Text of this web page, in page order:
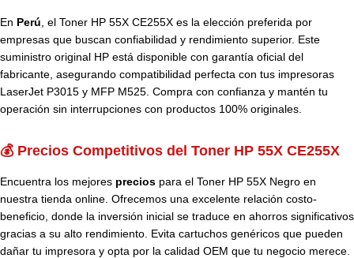
En Perú , el Toner HP 55X CE255X es la elección preferida por
empresas que buscan confiabilidad y rendimiento superior. Este
suministro original HP está disponible con garantía oficial del
fabricante, asegurando compatibilidad perfecta con tus impresoras
LaserJet P3015 y MFP M525. Compra con confianza y mantén tu
operación sin interrupciones con productos 100% originales.
💰 Precios Competitivos del Toner HP 55X CE255X
Encuentra los mejores precios para el Toner HP 55X Negro en
nuestra tienda online. Ofrecemos una excelente relación costo-
beneficio, donde la inversión inicial se traduce en ahorros significativos
gracias a su alto rendimiento. Evita cartuchos genéricos que pueden
dañar tu impresora y opta por la calidad OEM que tu negocio merece.